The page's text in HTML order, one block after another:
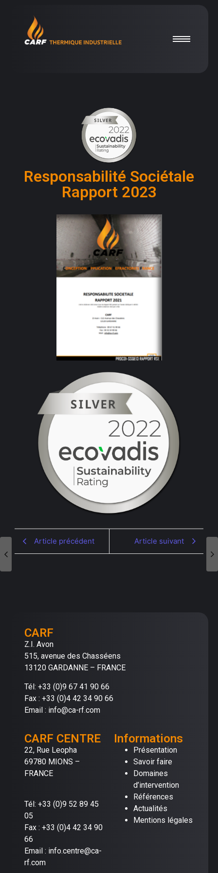
Responsabilité Sociétale
Rapport 2023
Article précédent Article suivant
CARF
Z.I. Avon
515, avenue des Chasséens
13120 GARDANNE – FRANCE
Tél: +33 (0)9 67 41 90 66
Fax : +33 (0)4 42 34 90 66
Email : info@ca-rf.com
CARF CENTRE
22, Rue Leopha
69780 MIONS –
FRANCE
Tél: +33 (0)9 52 89 45
05
Fax : +33 (0)4 42 34 90
66
Email : info.centre@ca-
rf.com
Informations
Présentation
Savoir faire
Domaines
d’intervention
Références
Actualités
Mentions légales